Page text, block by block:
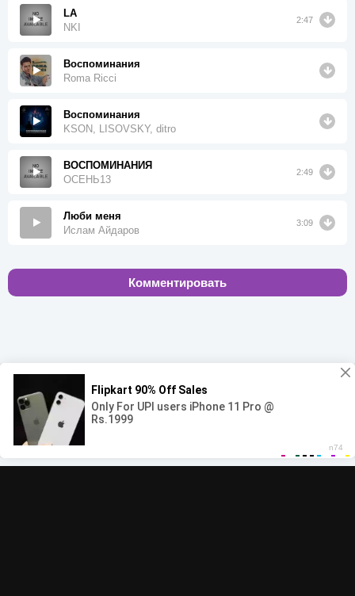
LA
NKI
2:47
Воспоминания
Roma Ricci
Воспоминания
KSON, LISOVSKY, ditro
ВОСПОМИНАНИЯ
ОСЕНЬ13
2:49
Люби меня
Ислам Айдаров
3:09
Комментировать
00:00